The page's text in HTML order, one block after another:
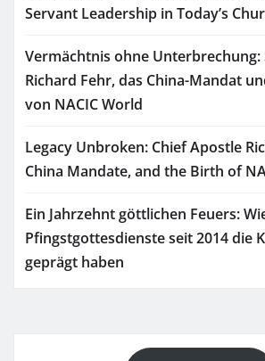
Servant Leadership in Today’s
Vermächtnis ohne
Richard Fehr, das China-Mandat
von NACIC World
Legacy Unbroken: Chief Apostle
China Mandate, and the Birth of
Ein Jahrzehnt göttlichen Feuers:
Pfingstgottesdienste seit 2014 die
geprägt haben